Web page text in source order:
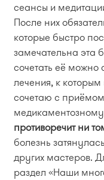
сеансы и
После них
которые быстро
замечательна эта
сочетать её
лечения, к
сочетаю с приёмом
противоречит ни
болезнь
других мастеров.
раздел «Наши